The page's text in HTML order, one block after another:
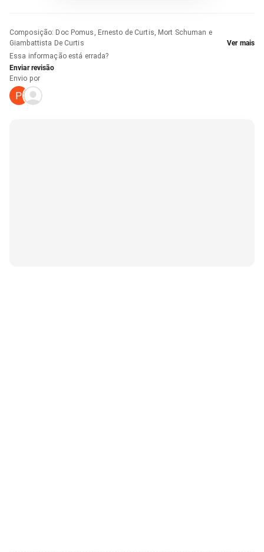
Composição: Doc Pomus, Ernesto de Curtis, Mort Schuman e
Giambattista De Curtis
Ver mais
Essa informação está errada?
Enviar revisão
Envio por